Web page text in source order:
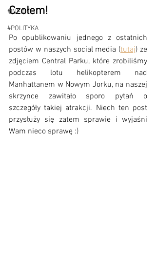
#INFO
#POLITYKA
Czołem!
Po opublikowaniu jednego z ostatnich
postów w naszych social media (tutaj) ze
zdjęciem Central Parku, które zrobiliśmy
podczas lotu helikopterem nad
Manhattanem w Nowym Jorku, na naszej
skrzynce zawitało sporo pytań o
szczegóły takiej atrakcji. Niech ten post
przysłuży się zatem sprawie i wyjaśni
Wam nieco sprawę :)